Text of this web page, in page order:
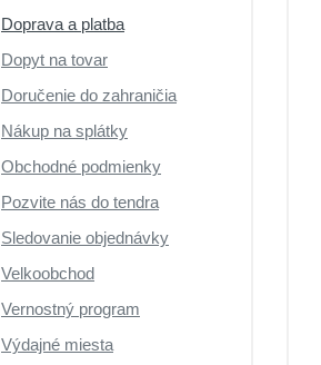
Doprava a platba
Dopyt na tovar
Doručenie do zahraničia
Nákup na splátky
Obchodné podmienky
Pozvite nás do tendra
Sledovanie objednávky
Velkoobchod
Vernostný program
Výdajné miesta